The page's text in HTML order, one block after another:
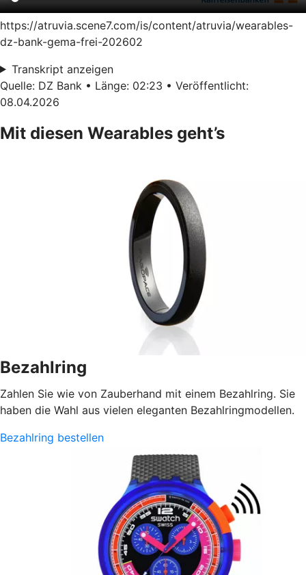
https://atruvia.scene7.com/is/content/atruvia/wearables-
dz-bank-gema-frei-202602
Transkript anzeigen
Quelle: DZ Bank • Länge: 02:23 • Veröffentlicht:
08.04.2026
Mit diesen Wearables geht’s
Bezahlring
Zahlen Sie wie von Zauberhand mit einem Bezahlring. Sie
haben die Wahl aus vielen eleganten Bezahlringmodellen.
Bezahlring bestellen